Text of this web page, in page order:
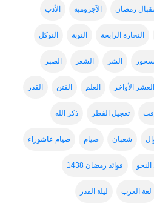
رمضان الآجرومية الأدب
التجارة الرابحة التوبة التوكل
الشر الشعر الصبر
العشر الأواخر العلم الفتن القدر
تعجيل الفطر ذكر الله
شعبان صيام صيام عاشوراء
فوائد رمضان 1438
لغة العرب ليلة القدر